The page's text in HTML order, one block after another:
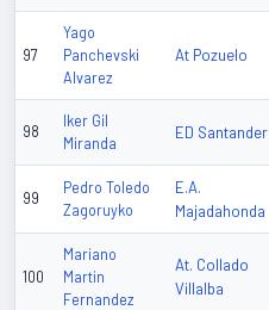
97
Yago
Panchevski
Alvarez
At Pozuelo
98
Iker Gil
Miranda
ED Santander
99
Pedro Toledo
Zagoruyko
E.A.
Majadahonda
100
Mariano
Martin
Fernandez
At. Collado
Villalba